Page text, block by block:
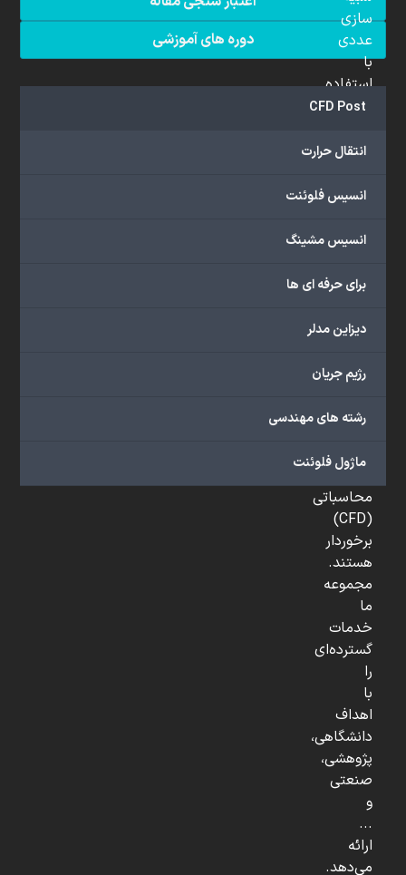
دوره های آموزشی
CFD Post
انتقال حرارت
انسیس فلوئنت
انسیس مشینگ
برای حرفه ای ها
دیزاین مدلر
رژیم جریان
رشته های مهندسی
ماژول فلوئنت
سازی
عددی
با
استفاده
از
افزار
فلوئنت
Fluent)
همکاران
ما
دانش
بالایی
در
علم
دینامیک
سیالات
محاسباتی
(CFD)
برخوردار
هستند.
مجموعه
ما
خدمات
گسترده‌ای
را
با
اهداف
دانشگاهی،
پژوهشی،
صنعتی
و
...
ارائه
می‌دهد.